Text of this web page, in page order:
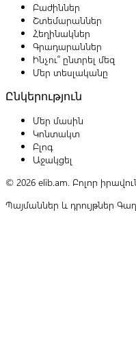
Բաժիններ
Շտեմարաններ
Հեղինակներ
Գրադարաններ
Ինչու՞ ընտրել մեզ
Մեր տեսլականը
Ընկերություն
Մեր մասին
Կոնտակտ
Բլոգ
Աջակցել
© 2026 elib.am. Բոլոր
Պայմաններ և դրույթներ